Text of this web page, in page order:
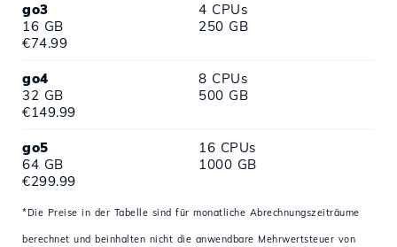
go3
4 CPUs
16 GB
250 GB
€74.99
go4
8 CPUs
32 GB
500 GB
€149.99
go5
16 CPUs
64 GB
1000 GB
€299.99
*Die Preise in der Tabelle sind für monatliche Abrechnungszeiträume
berechnet und beinhalten nicht die anwendbare Mehrwertsteuer von